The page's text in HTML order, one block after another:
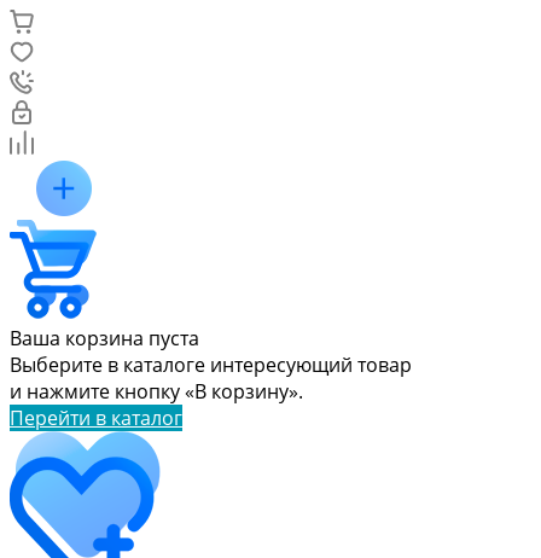
Ваша корзина пуста
Выберите в каталоге интересующий товар
и нажмите кнопку «В корзину».
Перейти в каталог